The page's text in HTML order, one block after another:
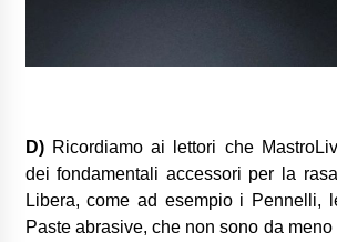
D)Ricordiamo ai lettori che
dei fondamentali accessori per la
Libera, come ad esempio i Pennelli,
Paste abrasive, che non sono da